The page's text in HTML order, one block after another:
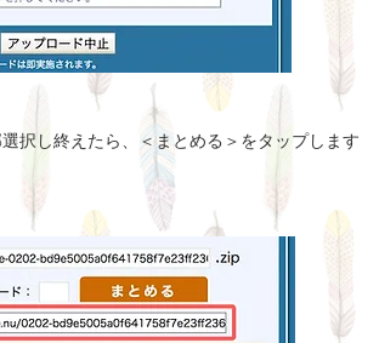
択し終えたら、＜まとめる＞をタップします